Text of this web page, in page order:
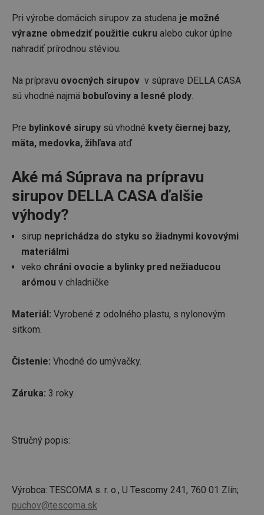
Pri výrobe domácich sirupov za studena je možné
výrazne obmedziť použitie cukru alebo cukor úplne
nahradiť prírodnou stéviou.
Na prípravu ovocných sirupov v súprave DELLA CASA
sú vhodné najmä bobuľoviny a lesné plody.
Pre bylinkové sirupy sú vhodné kvety čiernej bazy,
mäta, medovka, žihľava atď.
Aké má Súprava na prípravu
sirupov DELLA CASA ďalšie
výhody?
sirup neprichádza do styku so žiadnymi kovovými
materiálmi
veko chráni ovocie a bylinky pred nežiaducou
arómou v chladničke
Materiál: Vyrobené z odolného plastu, s nylonovým
sitkom.
Čistenie: Vhodné do umývačky.
Záruka: 3 roky.
Stručný popis:
Výrobca: TESCOMA s. r. o., U Tescomy 241, 760 01 Zlín;
puchov@tescoma.sk